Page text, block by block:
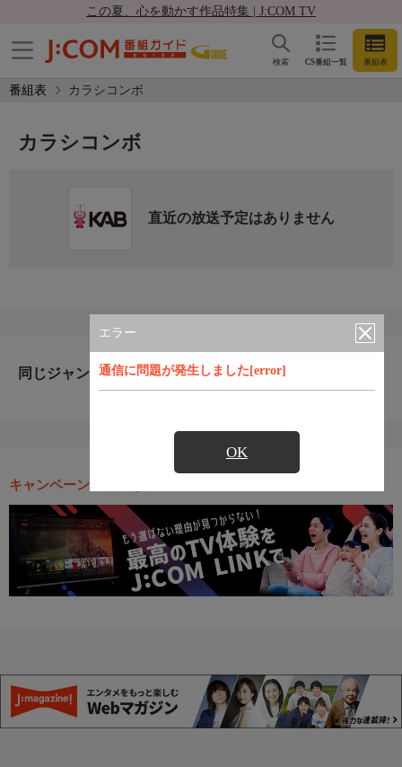
この夏、心を動かす作品特集 | J:COM TV
CS番組一覧 番組表
検索
番組表 カラシコンボ
エラー
通信に問題が発生しました[error]
OK
カラシコンボ
直近の放送予定はありません
同じジャンルのおすすめ番組
キャンペーン・お得な情報